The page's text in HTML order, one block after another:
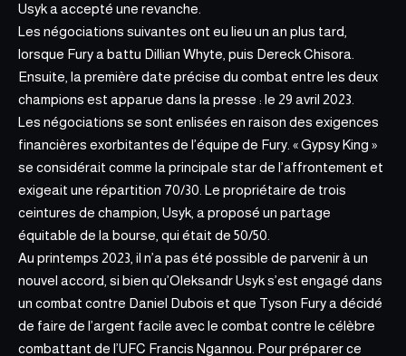
Usyk a accepté une revanche.
Les négociations suivantes ont eu lieu un an plus tard,
lorsque Fury a battu Dillian Whyte, puis Dereck Chisora.
Ensuite, la première date précise du combat entre les deux
champions est apparue dans la presse : le 29 avril 2023.
Les négociations se sont enlisées en raison des exigences
financières exorbitantes de l’équipe de Fury. « Gypsy King »
se considérait comme la principale star de l’affrontement et
exigeait une répartition 70/30. Le propriétaire de trois
ceintures de champion, Usyk, a proposé un partage
équitable de la bourse, qui était de 50/50.
Au printemps 2023, il n’a pas été possible de parvenir à un
nouvel accord, si bien qu’Oleksandr Usyk s’est engagé dans
un combat contre Daniel Dubois et que Tyson Fury a décidé
de faire de l’argent facile avec le combat contre le célèbre
combattant de l’UFC Francis Ngannou. Pour préparer ce